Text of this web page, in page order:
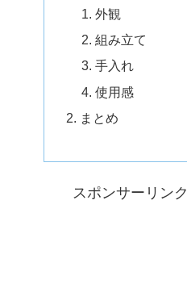
外観
組み立て
手入れ
使用感
まとめ
スポンサーリンク